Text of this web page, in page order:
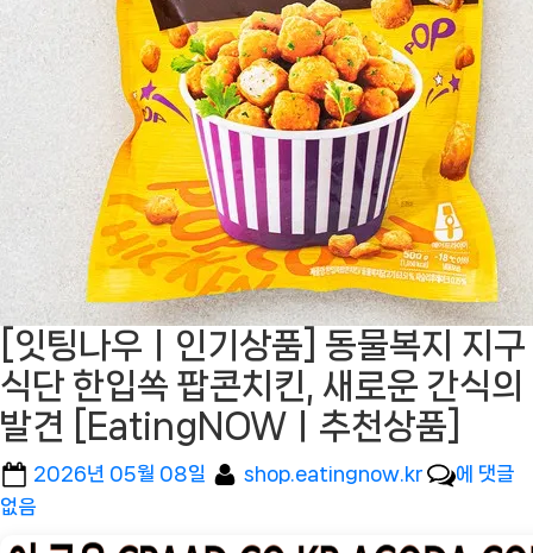
[잇팅나우ㅣ인기상품] 동물복지 지구
식단 한입쏙 팝콘치킨, 새로운 간식의
발견 [EatingNOWㅣ추천상품]
Posted
on
2026년 05월 08일 By
shop.eatingnow.kr
[잇
에 댓글
없음